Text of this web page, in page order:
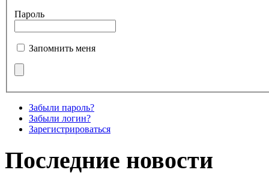
Пароль
Запомнить меня
Забыли пароль?
Забыли логин?
Зарегистрироваться
Последние новости